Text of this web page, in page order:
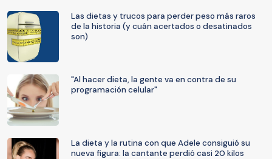
Las dietas y trucos para perder peso más raros
de la historia (y cuán acertados o desatinados
son)
"Al hacer dieta, la gente va en contra de su
programación celular"
La dieta y la rutina con que Adele consiguió su
nueva figura: la cantante perdió casi 20 kilos